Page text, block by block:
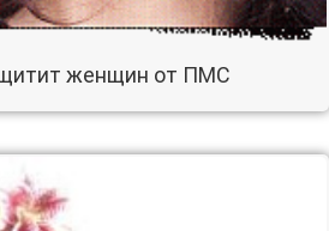
женщин от ПМС